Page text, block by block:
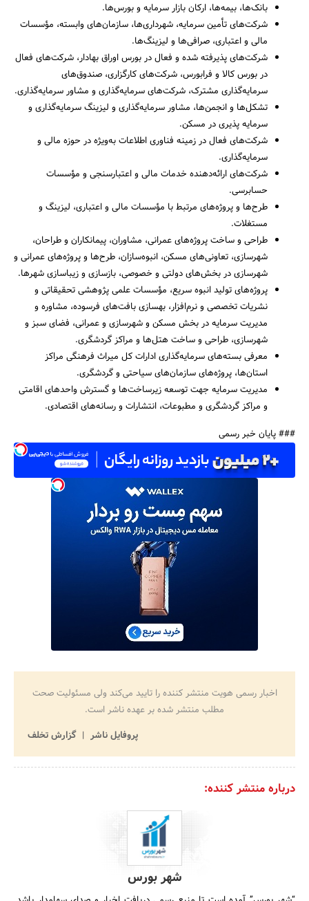
بانک‌ها، بیمه‌ها، ارکان بازار سرمایه و بورس‌ها.
شرکت‌های تأمین سرمایه، شهرداری‌ها، سازمان‌های وابسته، مؤسسات
مالی و اعتباری، صرافی‌ها و لیزینگ‌ها.
شرکت‌های پذیرفته شده و فعال در بورس اوراق بهادار، شرکت‌های فعال
در بورس کالا و فرابورس، شرکت‌های کارگزاری، صندوق‌های
سرمایه‌گذاری مشترک، شرکت‌های سرمایه‌گذاری و مشاور سرمایه‌گذاری.
تشکل‌ها و انجمن‌ها، مشاور سرمایه‌گذاری و لیزینگ سرمایه‌گذاری و
سرمایه پذیری در مسکن.
شرکت‌های فعال در زمینه فناوری اطلاعات به‌ویژه در حوزه مالی و
سرمایه‌گذاری.
شرکت‌های ارائه‌دهنده خدمات مالی و اعتبارسنجی و مؤسسات
حسابرسی.
طرح‌ها و پروژه‌های مرتبط با مؤسسات مالی و اعتباری، لیزینگ و
مستغلات.
طراحی و ساخت پروژه‌های عمرانی، مشاوران، پیمانکاران و طراحان،
شهرسازی، تعاونی‌های مسکن، انبوه‌سازان، طرح‌ها و پروژه‌های عمرانی و
شهرسازی در بخش‌های دولتی و خصوصی، بازسازی و زیباسازی شهرها.
پروژه‌های تولید انبوه سریع، مؤسسات علمی پژوهشی تحقیقاتی و
نشریات تخصصی و نرم‌افزار، بهسازی بافت‌های فرسوده، مشاوره و
مدیریت سرمایه در بخش مسکن و شهرسازی و عمرانی، فضای سبز و
شهرسازی، طراحی و ساخت هتل‌ها و مراکز گردشگری.
معرفی بسته‌های سرمایه‌گذاری ادارات کل میراث فرهنگی مراکز
استان‌ها، پروژه‌های سازمان‌های سیاحتی و گردشگری.
مدیریت سرمایه جهت توسعه زیرساخت‌ها و گسترش واحدهای اقامتی
و مراکز گردشگری و مطبوعات، انتشارات و رسانه‌های اقتصادی.
### پایان خبر رسمی
اخبار رسمی هویت منتشر کننده را تایید می‌کند ولی مسئولیت صحت
مطلب منتشر شده بر عهده ناشر است.
پروفایل ناشر
گزارش تخلف
درباره منتشر کننده:
شهر بورس